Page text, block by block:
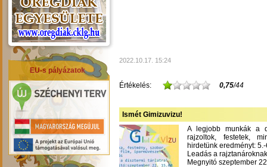
EU-s pályázatok
2022.10.17. 15:24
Értékelés: 0,75/44
Ismét Gimizuvizu!
A legjobb munkák a
rajzoltok, festetek,
hirdetünk eredményt:
Leadás a
Megnyitó szeptember